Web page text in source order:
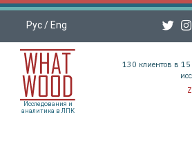
Рус/ Eng
Исследования и
аналитика в ЛПК
130 клиентов в